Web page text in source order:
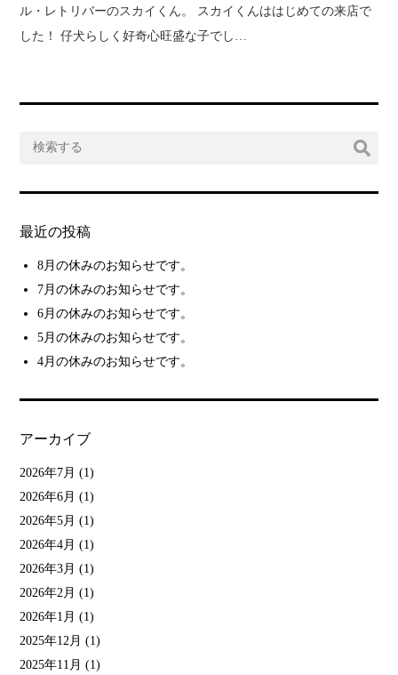
ル・レトリバーのスカイくん。 スカイくんははじめての来店で
した！ 仔犬らしく好奇心旺盛な子でし…
最近の投稿
8月の休みのお知らせです。
7月の休みのお知らせです。
6月の休みのお知らせです。
5月の休みのお知らせです。
4月の休みのお知らせです。
アーカイブ
2026年7月 (1)
2026年6月 (1)
2026年5月 (1)
2026年4月 (1)
2026年3月 (1)
2026年2月 (1)
2026年1月 (1)
2025年12月 (1)
2025年11月 (1)